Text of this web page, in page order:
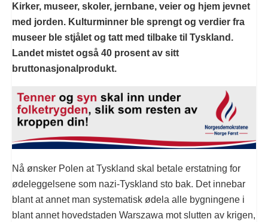
Kirker, museer, skoler, jernbane, veier og hjem jevnet
med jorden. Kulturminner ble sprengt og verdier fra
museer ble stjålet og tatt med tilbake til Tyskland.
Landet mistet også 40 prosent av sitt
bruttonasjonalprodukt.
Nå ønsker Polen at Tyskland skal betale erstatning for
ødeleggelsene som nazi-Tyskland sto bak. Det innebar
blant at annet man systematisk ødela alle bygningene i
blant annet hovedstaden Warszawa mot slutten av krigen,